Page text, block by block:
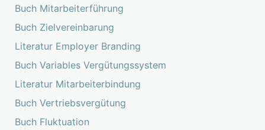
Buch Mitarbeiterführung
Buch Zielvereinbarung
Literatur Employer Branding
Buch Variables Vergütungssystem
Literatur Mitarbeiterbindung
Buch Vertriebsvergütung
Buch Fluktuation